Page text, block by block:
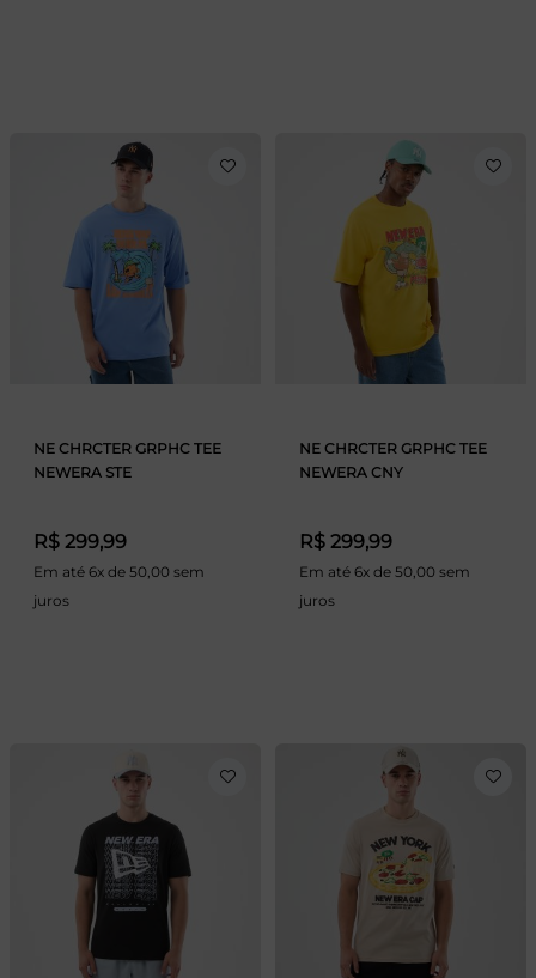
NE CHRCTER GRPHC TEE
NEWERA STE
R$ 299,99
Em até 6x de 50,00 sem
juros
NE CHRCTER GRPHC TEE
NEWERA CNY
R$ 299,99
Em até 6x de 50,00 sem
juros